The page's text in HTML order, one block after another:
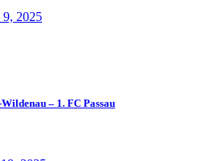
2025
– 1. FC Passau